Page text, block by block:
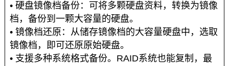
• 硬盘镜像档备份：可将多颗硬盘资料，转换为镜像
档，备份到一颗大容量的硬盘。
• 镜像档还原：从储存镜像档的大容量硬盘中，选取
镜像档，即可还原原始硬盘。
• 支援多种系统格式备份。RAID系统也能复制，最